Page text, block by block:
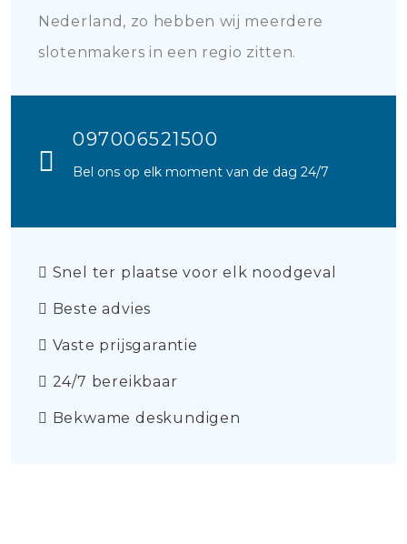
Nederland, zo hebben wij meerdere
slotenmakers in een regio zitten.
097006521500
Bel ons op elk moment van de dag 24/7
Snel ter plaatse voor elk noodgeval
Beste advies
Vaste prijsgarantie
24/7 bereikbaar
Bekwame deskundigen